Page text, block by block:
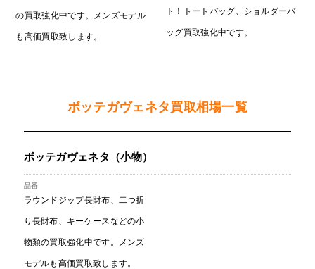
の買取強化中です。メンズモデル
も高価買取致します。
ト！トートバッグ、ショルダーバ
ッグ買取強化中です。
ボッテガヴェネタ買取相場一覧
ボッテガヴェネタ（小物）
ラウンドジップ長財布、二つ折
り長財布、キーケースなどの小
物類の買取強化中です。メンズ
モデルも高価買取致します。